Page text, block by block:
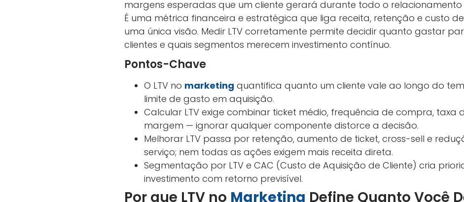
margens esperadas que um cliente gerará durante todo o
É uma métrica financeira e estratégica que liga receita, retenção e custo
uma única visão. Medir LTV corretamente permite decidir quanto gastar
clientes e quais segmentos merecem investimento contínuo.
Pontos-Chave
O LTV no marketing quantifica quanto um cliente vale ao longo do
limite de gasto em aquisição.
Calcular LTV exige combinar ticket médio, frequência de compra, taxa
margem — ignorar qualquer componente distorce a decisão.
Melhorar LTV passa por retenção, aumento de ticket, cross-sell e
serviço; nem todas as ações exigem mais receita direta.
Segmentação por LTV e CAC (Custo de Aquisição de Cliente) cria
investimento com retorno previsível.
Por que LTV no Marketing Define Quanto Você